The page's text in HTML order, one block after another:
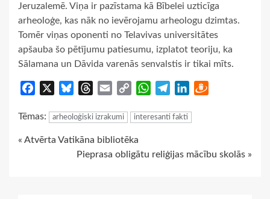
Jeruzalemē. Viņa ir pazīstama kā Bībelei uzticīga
arheoloģe, kas nāk no ievērojamu arheologu dzimtas.
Tomēr viņas oponenti no Telavivas universitātes
apšauba šo pētījumu patiesumu, izplatot teoriju, ka
Sālamana un Dāvida varenās senvalstis ir tikai mīts.
Facebook BlueskyThreads
Email
Copy
WhatsApp
TelegramLinkedIn
Tēmas: arheoloģiski izrakumi interesanti fakti
Continue
« Atvērta Vatikāna bibliotēka
Pieprasa obligātu reliģijas mācību skolās »